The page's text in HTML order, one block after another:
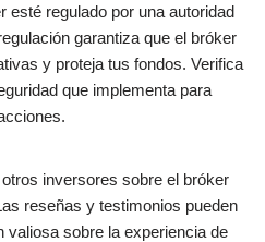
esté regulado por una autoridad
garantiza que el bróker
y proteja tus fondos. Verifica
que implementa para
inversores sobre el bróker
reseñas y testimonios pueden
valiosa sobre la experiencia de